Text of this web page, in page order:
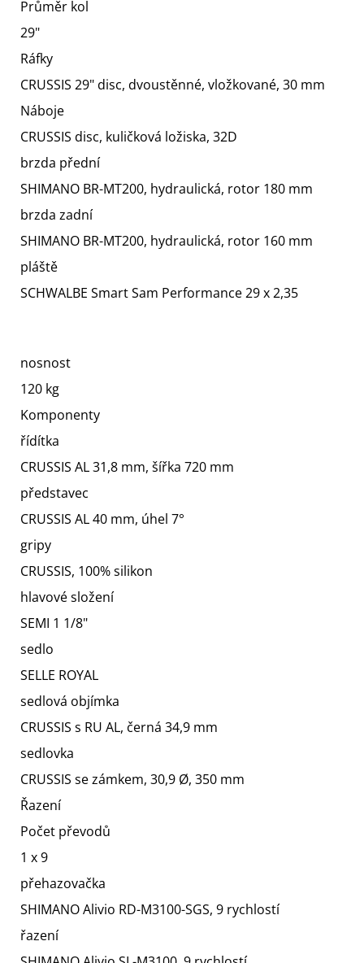
Průměr kol
29"
Ráfky
CRUSSIS 29" disc, dvoustěnné, vložkované, 30 mm
Náboje
CRUSSIS disc, kuličková ložiska, 32D
brzda přední
SHIMANO BR-MT200, hydraulická, rotor 180 mm
brzda zadní
SHIMANO BR-MT200, hydraulická, rotor 160 mm
pláště
SCHWALBE Smart Sam Performance 29 x 2,35
nosnost
120 kg
Komponenty
řídítka
CRUSSIS AL 31,8 mm, šířka 720 mm
představec
CRUSSIS AL 40 mm, úhel 7°
gripy
CRUSSIS, 100% silikon
hlavové složení
SEMI 1 1/8"
sedlo
SELLE ROYAL
sedlová objímka
CRUSSIS s RU AL, černá 34,9 mm
sedlovka
CRUSSIS se zámkem, 30,9 Ø, 350 mm
Řazení
Počet převodů
1 x 9
přehazovačka
SHIMANO Alivio RD-M3100-SGS, 9 rychlostí
řazení